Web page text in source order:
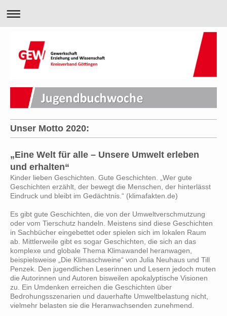
Unser Motto 2020:
„Eine Welt für alle – Unsere Umwelt erleben
und erhalten“
Kinder lieben Geschichten. Gute Geschichten. „Wer gute
Geschichten erzählt, der bewegt die Menschen, der hinterlässt
Eindruck und bleibt im Gedächtnis.“ (klimafakten.de)
Es gibt gute Geschichten, die von der Umweltverschmutzung
oder vom Tierschutz handeln. Meistens sind diese Geschichten
in Sachbücher eingebettet oder spielen sich im lokalen Raum
ab. Mittlerweile gibt es sogar Geschichten, die sich an das
komplexe und globale Thema Klimawandel heranwagen,
beispielsweise „Die Klimaschweine“ von Julia Neuhaus und Till
Penzek. Den jugendlichen Leserinnen und Lesern jedoch muten
die Autorinnen und Autoren bisweilen apokalyptische Visionen
zu. Ein Umdenken erreichen die Geschichten über
Bedrohungsszenarien und dauerhafte Umweltbelastung nicht,
vielmehr belasten sie die Heranwachsenden zunehmend.